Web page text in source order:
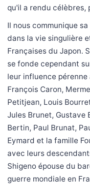
qu'il a rendu célèbres,
Il nous communique
dans la vie singulière
Françaises du Japon.
se fonde cependant
leur influence
François Caron,
Petitjean, Louis
Jules Brunet, Gustave
Bertin, Paul Brunat,
Eymard et la famille
avec leurs
Shigeno épouse du
guerre mondiale en